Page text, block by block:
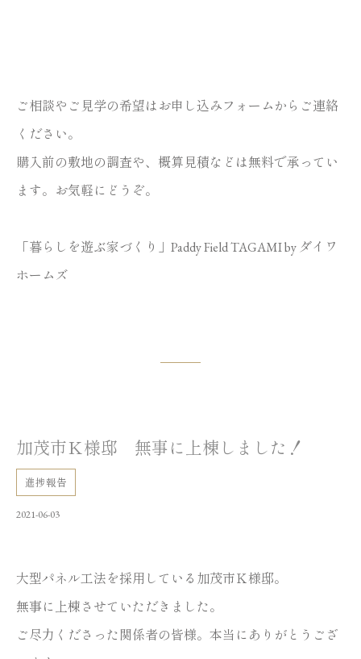
ご相談やご見学の希望はお申し込みフォームからご連絡
ください。
購入前の敷地の調査や、概算見積などは無料で承ってい
ます。お気軽にどうぞ。
「暮らしを遊ぶ家づくり」Paddy Field TAGAMI by ダイワ
ホームズ
加茂市Ｋ様邸 無事に上棟しました！
進捗報告
2021-06-03
大型パネル工法を採用している加茂市Ｋ様邸。
無事に上棟させていただきました。
ご尽力くださった関係者の皆様。本当にありがとうござ